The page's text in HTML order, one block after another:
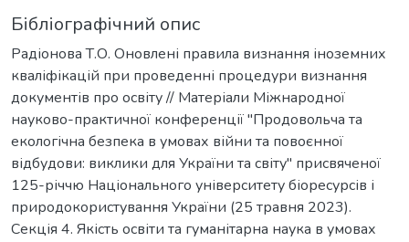
Бібліографічний опис
Радіонова Т.О. Оновлені правила визнання іноземних
кваліфікацій при проведенні процедури визнання
документів про освіту // Матеріали Міжнародної
науково-практичної конференції "Продовольча та
екологічна безпека в умовах війни та повоєнної
відбудови: виклики для України та світу" присвяченої
125-річчю Національного університету біоресурсів і
природокористування України (25 травня 2023).
Секція 4. Якість освіти та гуманітарна наука в умовах